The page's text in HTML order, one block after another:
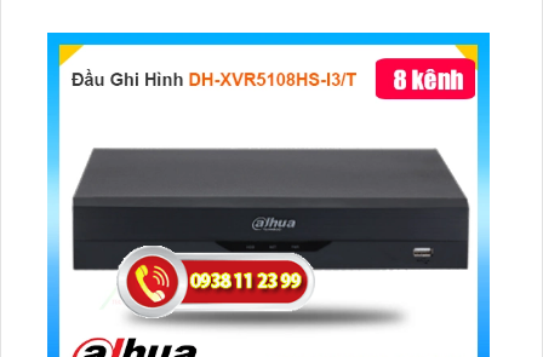
dễ dàng tích hợp vào nhiều hệ thống khác nhau.
Chức năng thu âm cao cấp cũng là một điểm đáng